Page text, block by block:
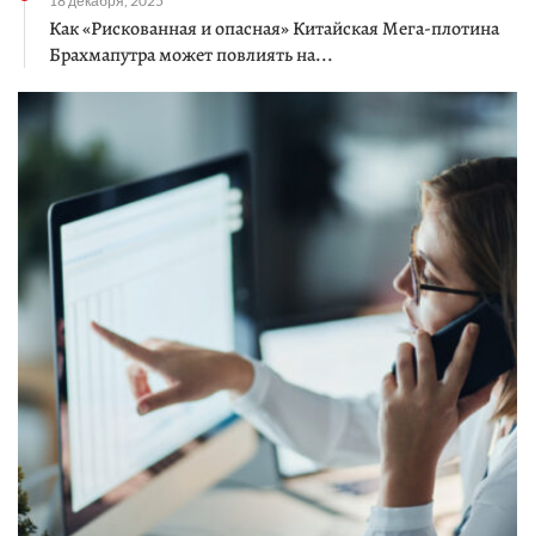
Как «Рискованная и опасная» Китайская Мега-плотина
Брахмапутра может повлиять на...